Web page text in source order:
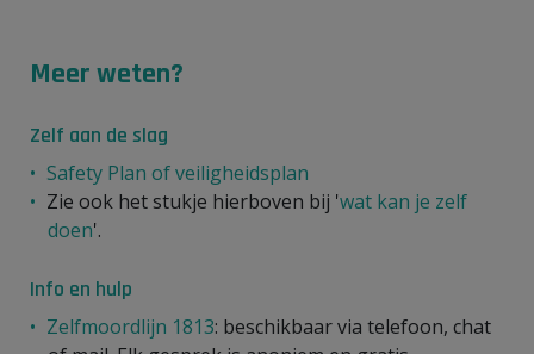
Meer weten?
Zelf aan de slag
Safety Plan of veiligheidsplan
Zie ook het stukje hierboven bij 'wat kan je zelf
doen'.
Info en hulp
Zelfmoordlijn 1813: beschikbaar via telefoon, chat